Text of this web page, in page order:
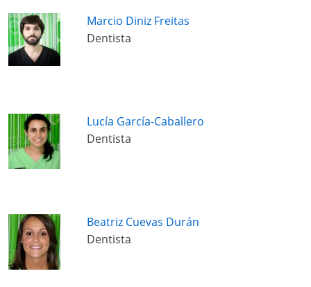
Marcio Diniz Freitas
Dentista
Lucía García-Caballero
Dentista
Beatriz Cuevas Durán
Dentista